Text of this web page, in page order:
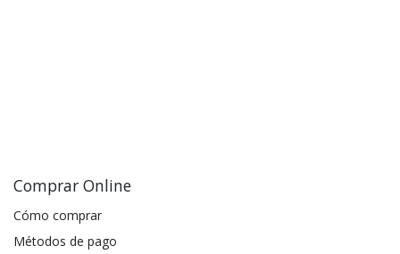
Comprar Online
Cómo comprar
Métodos de pago